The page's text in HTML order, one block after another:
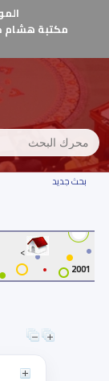
مكتبة
بحث جديد
>
2001